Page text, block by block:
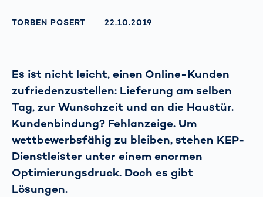
AUTHOR
TORBEN POSERT AKTUALISIERT AM:
22.10.2019
Es ist nicht leicht, einen Online-Kunden
zufriedenzustellen: Lieferung am selben
Tag, zur Wunschzeit und an die Haustür.
Kundenbindung? Fehlanzeige. Um
wettbewerbsfähig zu bleiben, stehen KEP-
Dienstleister unter einem enormen
Optimierungsdruck. Doch es gibt
Lösungen.